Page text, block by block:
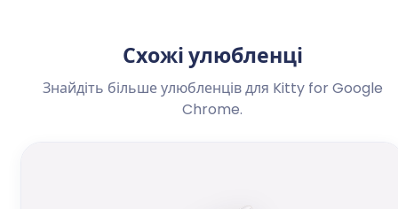
Схожі улюбленці
Знайдіть більше улюбленців для Kitty for Google
Chrome.